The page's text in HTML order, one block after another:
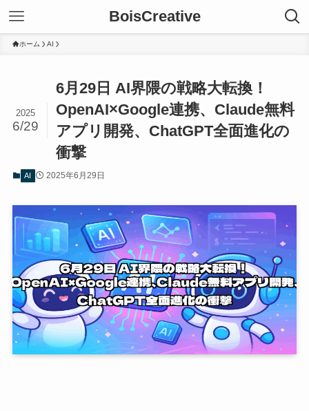
BoisCreative
ホーム AI
6月29日 AI界隈の戦略大転換！
OpenAI×Google連携、Claude無料
アプリ開発、ChatGPT全面進化の
衝撃
2025
6/29
AI 2025年6月29日